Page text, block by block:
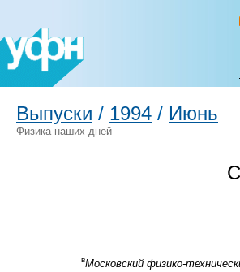
Выпуски / 1994 / Июнь
Физика наших дней
вМосковский физико-